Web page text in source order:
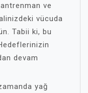
ve
vücuda
Tabii ki, bu
devam
yağ